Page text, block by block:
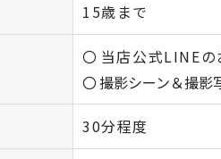
15歳まで
当店公式LINE
撮影シーン＆撮影
30分程度